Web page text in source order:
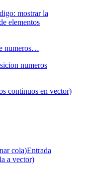
numeros…
continuos en vector)
cola)Entrada
a vector)